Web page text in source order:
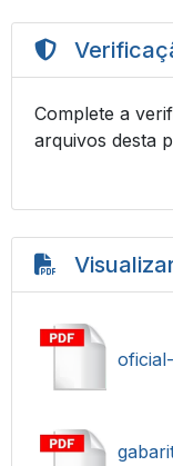
Complete a
arquivos desta